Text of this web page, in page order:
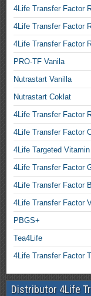
4Life Transfer Factor
4Life Transfer Factor
4Life Transfer Factor
PRO-TF Vanila
Nutrastart Vanilla
Nutrastart Coklat
4Life Transfer Factor
4Life Transfer Factor
4Life Targeted
4Life Transfer Factor
4Life Transfer Factor
4Life Transfer Factor
PBGS+
Tea4Life
4Life Transfer Factor
Distributor 4Life